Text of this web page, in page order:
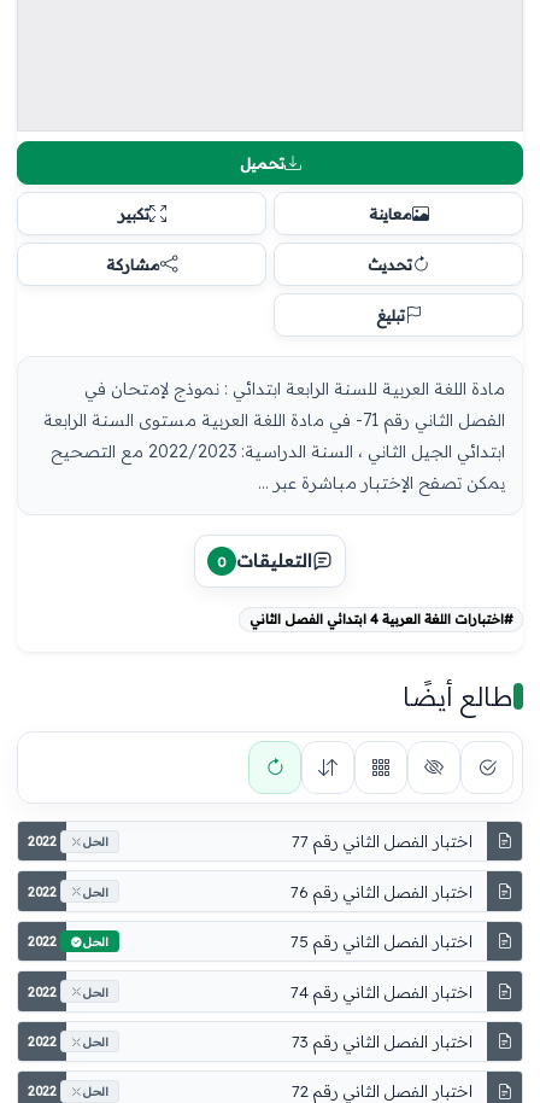
تحميل
معاينة تكبير
تحديث مشاركة
تبليغ
مادة اللغة العربية للسنة الرابعة ابتدائي : نموذج لإمتحان في
الفصل الثاني رقم 71- في مادة اللغة العربية مستوى السنة الرابعة
ابتدائي الجيل الثاني ، السنة الدراسية: 2022/2023 مع التصحيح
يمكن تصفح الإختبار مباشرة عبر ...
التعليقات 0
#اختبارات اللغة العربية 4 ابتدائي الفصل الثاني
طالع أيضًا
اختبار الفصل الثاني رقم 77 2022 الحل
اختبار الفصل الثاني رقم 76 2022 الحل
اختبار الفصل الثاني رقم 75 2022 الحل
اختبار الفصل الثاني رقم 74 2022 الحل
اختبار الفصل الثاني رقم 73 2022 الحل
اختبار الفصل الثاني رقم 72 2022 الحل